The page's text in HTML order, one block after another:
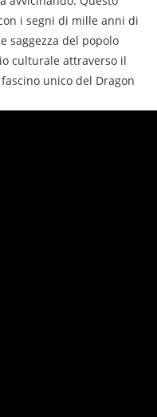
i segni di mille anni di
saggezza del popolo
culturale attraverso il
unico del Dragon